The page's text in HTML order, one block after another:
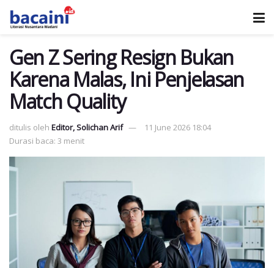
Gen Z Sering Resign Bukan
Karena Malas, Ini Penjelasan
Match Quality
ditulis oleh Editor, Solichan Arif
11 June 2026 18:04
Durasi baca: 3 menit